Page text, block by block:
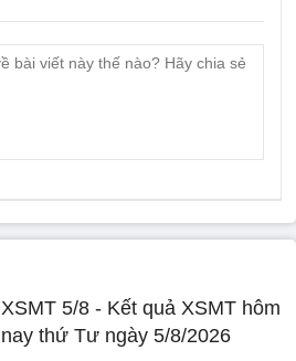
XSMT 5/8 - Kết quả XSMT hôm
nay thứ Tư ngày 5/8/2026